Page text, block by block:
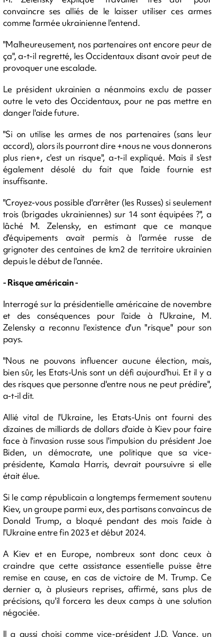
convaincre ses alliés de le laisser utiliser ces armes
comme l'armée ukrainienne l'entend.
"Malheureusement, nos partenaires ont encore peur de
ça", a-t-il regretté, les Occidentaux disant avoir peut de
provoquer une escalade.
Le président ukrainien a néanmoins exclu de passer
outre le veto des Occidentaux, pour ne pas mettre en
danger l'aide future.
"Si on utilise les armes de nos partenaires (sans leur
accord), alors ils pourront dire +nous ne vous donnerons
plus rien+, c'est un risque", a-t-il expliqué. Mais il s'est
également désolé du fait que l'aide fournie est
insuffisante.
"Croyez-vous possible d'arrêter (les Russes) si seulement
trois (brigades ukrainiennes) sur 14 sont équipées ?", a
lâché M. Zelensky, en estimant que ce manque
d'équipements avait permis à l'armée russe de
grignoter des centaines de km2 de territoire ukrainien
depuis le début de l'année.
- Risque américain -
Interrogé sur la présidentielle américaine de novembre
et des conséquences pour l'aide à l'Ukraine, M.
Zelensky a reconnu l'existence d'un "risque" pour son
pays.
"Nous ne pouvons influencer aucune élection, mais,
bien sûr, les Etats-Unis sont un défi aujourd'hui. Et il y a
des risques que personne d'entre nous ne peut prédire",
a-t-il dit.
Allié vital de l'Ukraine, les Etats-Unis ont fourni des
dizaines de milliards de dollars d'aide à Kiev pour faire
face à l'invasion russe sous l'impulsion du président Joe
Biden, un démocrate, une politique que sa vice-
présidente, Kamala Harris, devrait poursuivre si elle
était élue.
Si le camp républicain a longtemps fermement soutenu
Kiev, un groupe parmi eux, des partisans convaincus de
Donald Trump, a bloqué pendant des mois l'aide à
l'Ukraine entre fin 2023 et début 2024.
A Kiev et en Europe, nombreux sont donc ceux à
craindre que cette assistance essentielle puisse être
remise en cause, en cas de victoire de M. Trump. Ce
dernier a, à plusieurs reprises, affirmé, sans plus de
précisions, qu'il forcera les deux camps à une solution
négociée.
Il a aussi choisi comme vice-président J.D. Vance, un